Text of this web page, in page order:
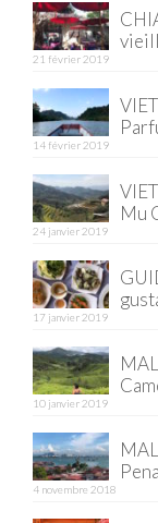
GUIDES
– Berlin
– Munich
BOLIVIE
– Sucre
CHILI
CHINE
– Beijing
– Guilin
– Xi’an
21 février 2019
14 février 2019
Mu
24 janvier 2019
17 janvier 2019
10 janvier 2019
4 novembre 2018